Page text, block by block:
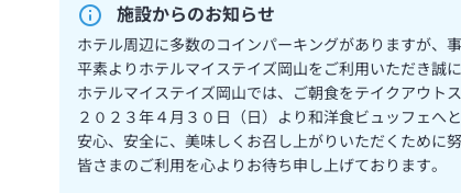
施設からのお知らせ
ホテル周辺に多数のコインパーキングがありますが、
平素よりホテルマイステイズ岡山をご利用いただき誠
ホテルマイステイズ岡山では、ご朝食をテイクアウト
２０２３年４月３０日（日）より和洋食ビュッフェへ
安心、安全に、美味しくお召し上がりいただくために努
皆さまのご利用を心よりお待ち申し上げております。